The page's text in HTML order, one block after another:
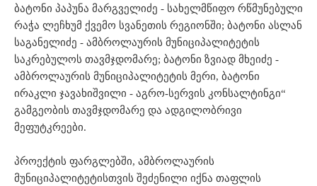
ბატონი პაპუნა მარგველიძე - სახელმწიფო რწმუნებული
რაჭა ლეჩხუმ ქვემო სვანეთის რეგიონში; ბატონი ასლან
საგანელიძე - ამბროლაურის მუნიციპალიტეტის
საკრებულოს თავმჯდომარე; ბატონი ზვიად მხეიძე -
ამბროლაურის მუნიციპალიტეტის მერი, ბატონი
ირაკლი ჯავახიშვილი - აგრო-სერვის კონსალტინგი“
გამგეობის თავმჯდომარე და ადგილობრივი
მეფუტკრეები.
პროექტის ფარგლებში, ამბროლაურის
მუნიციპალიტეტისთვის შეძენილი იქნა თაფლის